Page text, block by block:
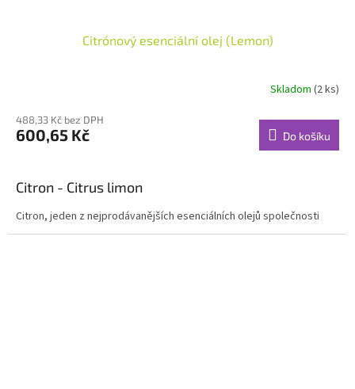
Citrónový esenciální olej (Lemon)
Skladom (2 ks)
488,33 Kč bez DPH
600,65 Kč Do košíku
Citron - Citrus limon
Citron, jeden z nejprodávanějších esenciálních olejů společnosti
dōTERRA, má celou řadu přínosů a využití. Citron se často přidává